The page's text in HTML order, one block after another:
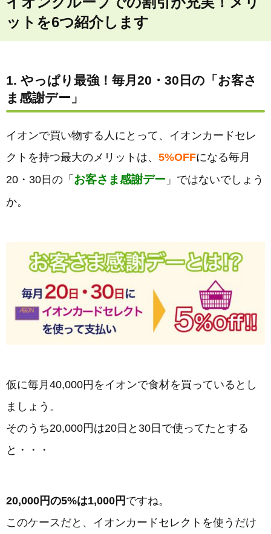
ットを6つ紹介します
1. やっぱり最強！毎月20・30日の「お客さ
ま感謝デー」
イオンで買い物する人にとって、イオンカードセレ
クトを持つ最大のメリットは、 5%OFFになる毎月
20・30日の「 お客さま感謝デー 」ではないでしょう
か。
仮に毎月40,000円をイオンで食材を買っているとし
ましょう。
そのうち20,000円は20日と30日で使ってたとする
と・・・
20,000円の5%は1,000円 ですね。
このケースだと、イオンカードセレクトを使うだけ